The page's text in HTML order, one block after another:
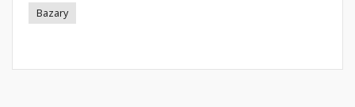
Bazary